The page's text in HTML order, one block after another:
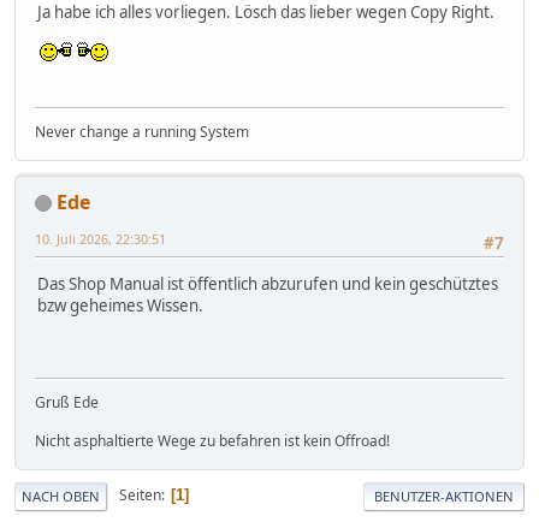
Ja habe ich alles vorliegen. Lösch das lieber wegen Copy Right.
Never change a running System
Ede
#7
10. Juli 2026, 22:30:51
Das Shop Manual ist öffentlich abzurufen und kein geschütztes
bzw geheimes Wissen.
Gruß Ede
Nicht asphaltierte Wege zu befahren ist kein Offroad!
NACH OBEN Seiten 1 BENUTZER-AKTIONEN